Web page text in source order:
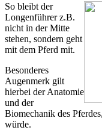
So bleibt der
Longenführer z.B.
nicht in der Mitte
stehen, sondern geht
mit dem Pferd mit.
Besonderes
Augenmerk gilt
hierbei der Anatomie
und der
Biomechanik des
würde.